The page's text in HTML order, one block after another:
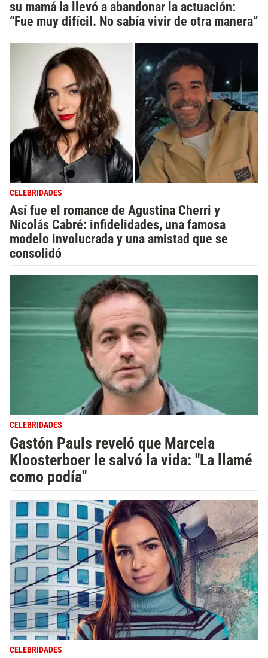
su mamá la llevó a abandonar la actuación:
“Fue muy difícil. No sabía vivir de otra manera”
CELEBRIDADES
Así fue el romance de Agustina Cherri y
Nicolás Cabré: infidelidades, una famosa
modelo involucrada y una amistad que se
consolidó
CELEBRIDADES
Gastón Pauls reveló que Marcela
Kloosterboer le salvó la vida: "La llamé
como podía"
CELEBRIDADES